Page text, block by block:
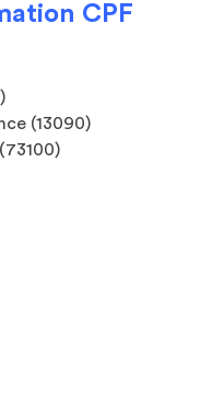
CPF
(13090)